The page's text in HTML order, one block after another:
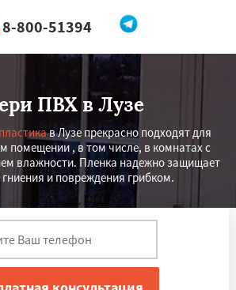
8-800-51394
Перезвоните мне
ПВХ в Лузе
в Лузе прекрасно подходят для
помещении , в том числе, в комнатах с
влажности. Пленка надежно защищает
гниения и повреждения грибком.